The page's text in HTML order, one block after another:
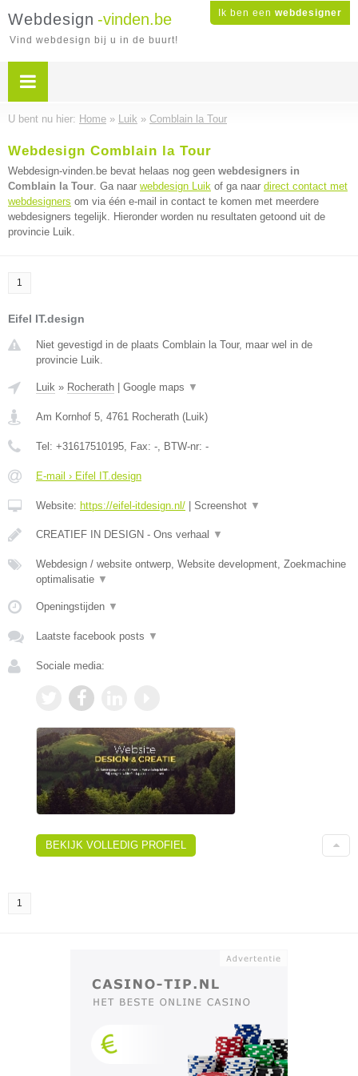
Ik ben een webdesigner
Webdesign -vinden.be
Vind webdesign bij u in de buurt!
U bent nu hier: Home » Luik » Comblain la Tour
Webdesign Comblain la Tour
Webdesign-vinden.be bevat helaas nog geen webdesigners in
Comblain la Tour. Ga naar webdesign Luik of ga naar direct contact met
webdesigners om via één e-mail in contact te komen met meerdere
webdesigners tegelijk. Hieronder worden nu resultaten getoond uit de
provincie Luik.
1
Eifel IT.design
Niet gevestigd in de plaats Comblain la Tour, maar wel in de
provincie Luik.
Luik » Rocherath Google maps ▼
Am Kornhof 5, 4761 Rocherath (Luik)
Tel: +31617510195, Fax: -, BTW-nr: -
E-mail › Eifel IT.design
Website: https://eifel-itdesign.nl/ Screenshot ▼
CREATIEF IN DESIGN - Ons verhaal ▼
Webdesign / website ontwerp, Website development, Zoekmachine
optimalisatie ▼
Openingstijden ▼
Laatste facebook posts ▼
Sociale media:
BEKIJK VOLLEDIG PROFIEL
1